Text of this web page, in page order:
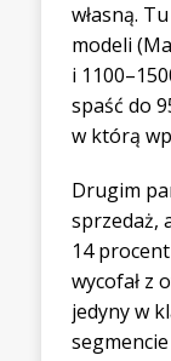
własną.
modeli
i
spaść do
w którą
Drugim
sprzedaż,
14
wycofał z
jedyny w